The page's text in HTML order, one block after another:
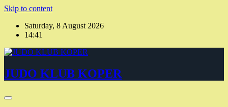
Skip to content
Saturday, 8 August 2026
14:41
JUDO KLUB KOPER